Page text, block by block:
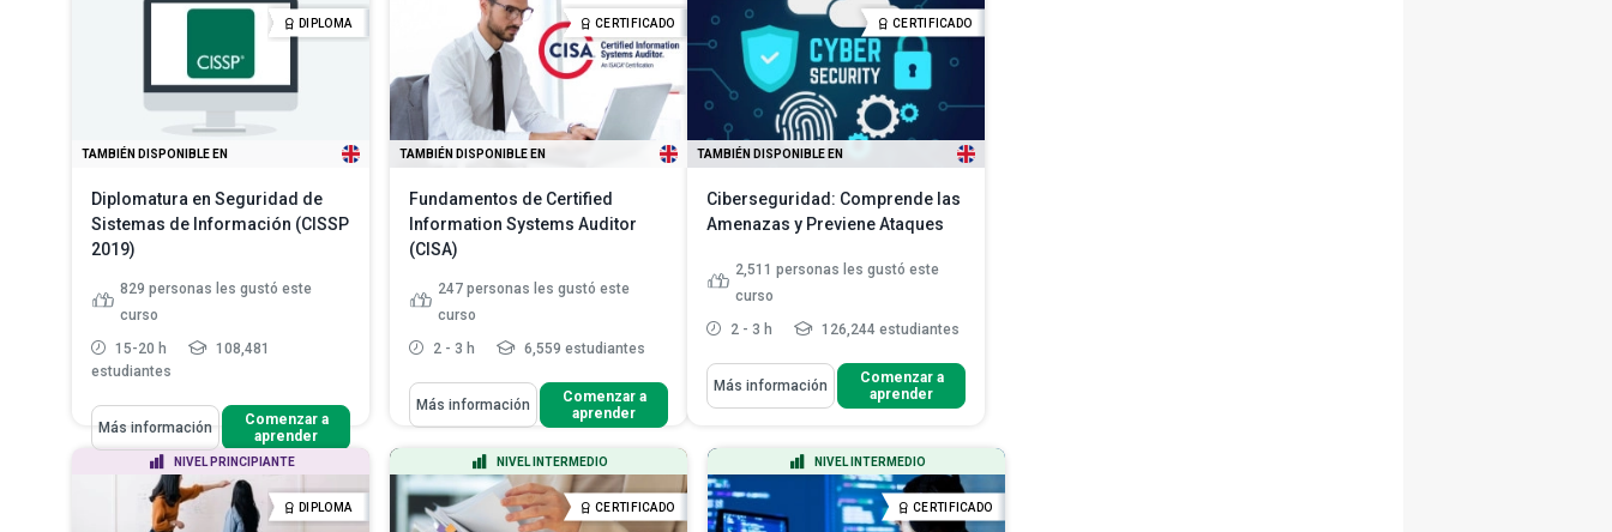
Reconocer los cinco principios del
Leer más
Identificar los modelos de
negocio Leer más
información geográfica
Comparar las diferencias entre
los sistemas d...Leer más
DIPLOMA
TAMBIÉN DISPONIBLE EN
Diplomatura en Seguridad de
Sistemas de Información (CISSP
2019)
829 personas les gustó este
curso
15-20 h
108,481
estudiantes
Aprenderás Cómo
Analizar qué tan seguro es un
sistema
Identificar los riesgos potenciales
para el sistema
Más información
Comenzar a
aprender
CERTIFICADO
TAMBIÉN DISPONIBLE EN
Fundamentos de Certified
Information Systems Auditor
(CISA)
247 personas les gustó este
curso
2 - 3 h
6,559 estudiantes
Aprenderás Cómo
Enumerar los pasos para pasar el
proceso de solicitud de...
Identificar los otros programas
asociados con ISACA
Definir el papel y la importancia de
Más información
Comenzar a
aprender
CERTIFICADO
TAMBIÉN DISPONIBLE EN
Ciberseguridad: Comprende las
Amenazas y Previene Ataques
2,511 personas les gustó este
curso
2 - 3 h
126,244 estudiantes
Aprenderás Cómo
Esquematiza los fundamentos de
Compara varios tipos de malware
Clasifica los diferentes tipos de
brechas de ...
Leer más
Más información
Comenzar a
aprender
NIVEL PRINCIPIANTE
DIPLOMA
NIVEL INTERMEDIO
CERTIFICADO
NIVEL INTERMEDIO
CERTIFICADO